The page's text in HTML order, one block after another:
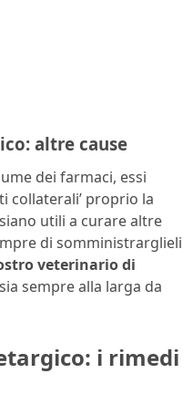
altre cause
dei farmaci, essi
collaterali’ proprio la
utili a curare altre
di somministrarglieli
veterinario di
sempre alla larga da
i rimedi